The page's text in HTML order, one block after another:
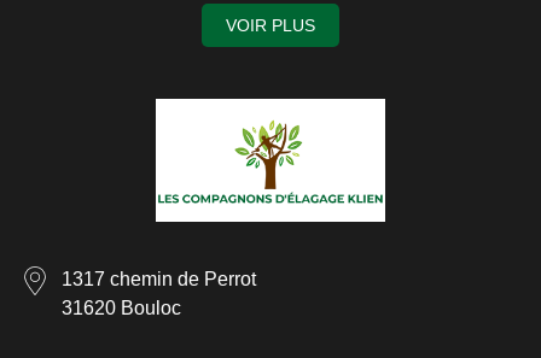
VOIR PLUS
1317 chemin de Perrot
31620 Bouloc